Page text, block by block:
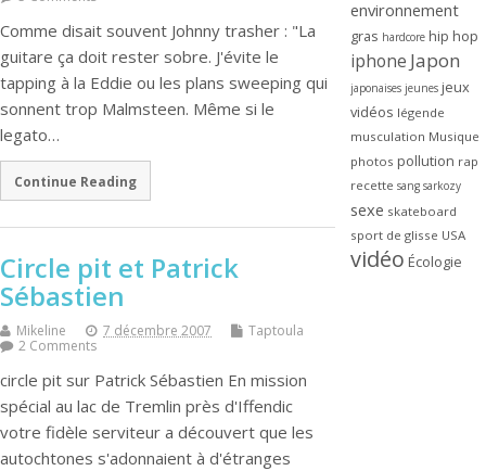
Comme disait souvent Johnny trasher : "La
guitare ça doit rester sobre. J'évite le
tapping à la Eddie ou les plans sweeping qui
sonnent trop Malmsteen. Même si le
legato…
Continue Reading
Circle pit et Patrick
Sébastien
Mikeline 7 décembre 2007
Taptoula
2 Comments
circle pit sur Patrick Sébastien En mission
spécial au lac de Tremlin près d'Iffendic
votre fidèle serviteur a découvert que les
autochtones s'adonnaient à d'étranges
environnement
gras hardcore hip hop
iphone Japon
japonaises jeunes jeux
vidéos légende
musculation Musique
photos pollution rap
recette sang sarkozy
sexe skateboard
sport de glisse USA
vidéo Écologie